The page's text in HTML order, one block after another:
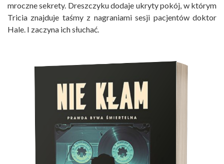
mroczne sekrety. Dreszczyku dodaje ukryty pokój, w którym
Tricia znajduje taśmy z nagraniami sesji pacjentów doktor
Hale. I zaczyna ich słuchać.